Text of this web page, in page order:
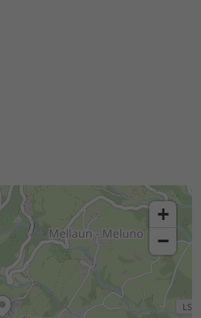
+
−